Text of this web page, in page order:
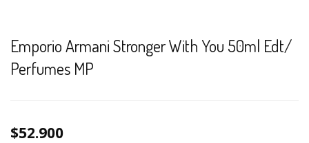
Emporio Armani Stronger With You 50ml Edt/
Perfumes MP
$52.900